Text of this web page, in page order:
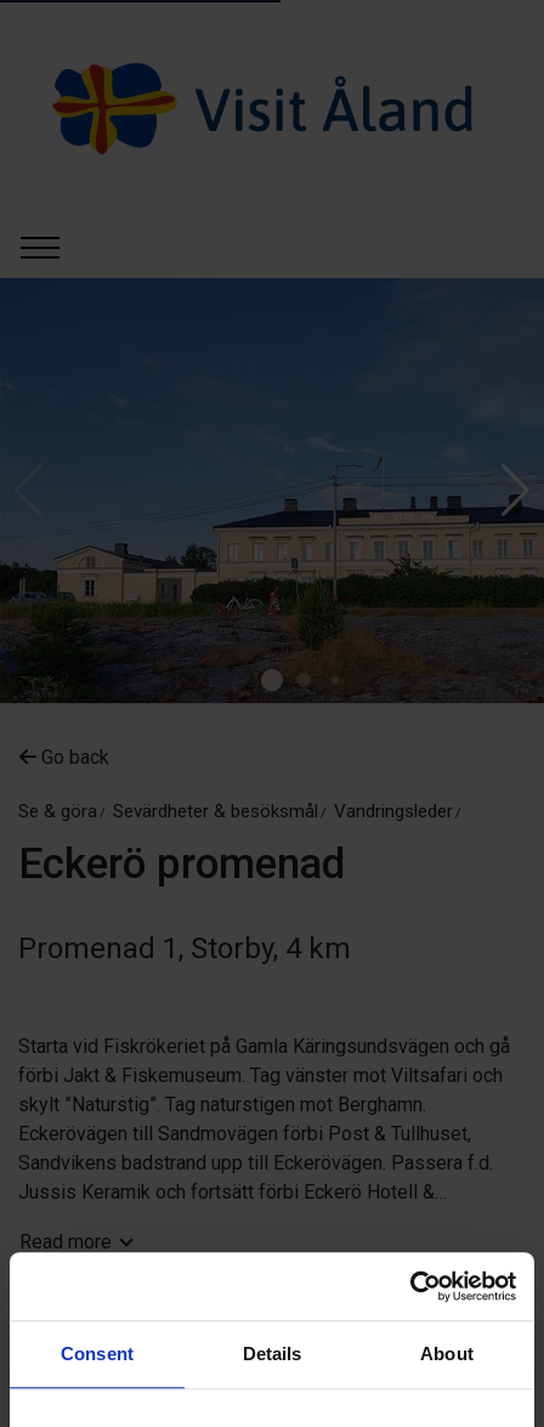
Consent Details About
Go back
Se & göra Sevärdheter & besöksmål Vandringsleder
Eckerö promenad
Promenad 1, Storby, 4 km
Starta vid Fiskrökeriet på Gamla Käringsundsvägen och gå
förbi Jakt & Fiskemuseum. Tag vänster mot Viltsafari och
skylt ”Naturstig”. Tag naturstigen mot Berghamn.
Eckerövägen till Sandmovägen förbi Post & Tullhuset,
Sandvikens badstrand upp till Eckerövägen. Passera f.d.
Jussis Keramik och fortsätt förbi Eckerö Hotell &
2 Post & Tullhuset, Postrotemuseum
3 Sandvikens badstrand och klippbad
Read more
Contact info